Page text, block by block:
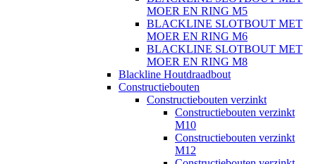
MOER EN RING M5
BLACKLINE SLOTBOUT MET
MOER EN RING M6
BLACKLINE SLOTBOUT MET
MOER EN RING M8
Blackline Houtdraadbout
Constructiebouten
Constructiebouten verzinkt
Constructiebouten verzinkt
M10
Constructiebouten verzinkt
M12